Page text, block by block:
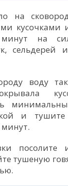
на
кусочками
на
сельдерей
воду
и
посолите
тушеную